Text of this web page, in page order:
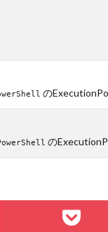
の
の